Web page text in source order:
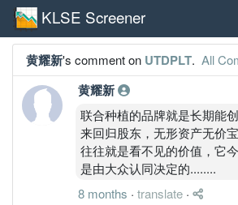
KLSE Screener
黄耀新's comment on UTDPLT. All
黄耀新
联合种植的品牌就是长期能
来回归股东，无形资产无价
往往就是看不见的价值，它
是由大众认同决定的........
8 months · translate ·